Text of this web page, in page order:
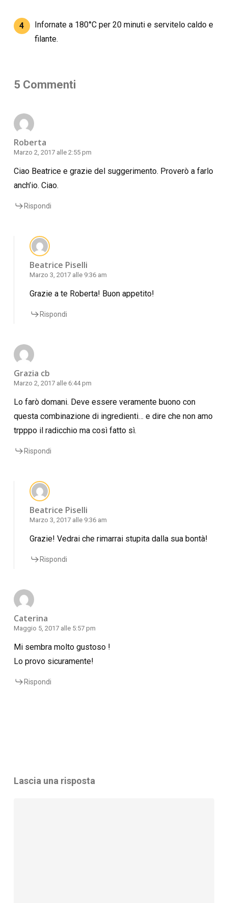
4
Infornate a 180°C per 20 minuti e servitelo caldo e
filante.
5 Commenti
Roberta
Marzo 2, 2017 alle 2:55 pm
Ciao Beatrice e grazie del suggerimento. Proverò a farlo
anch’io. Ciao.
Rispondi
Beatrice Piselli
Marzo 3, 2017 alle 9:36 am
Grazie a te Roberta! Buon appetito!
Rispondi
Grazia cb
Marzo 2, 2017 alle 6:44 pm
Lo farò domani. Deve essere veramente buono con
questa combinazione di ingredienti… e dire che non amo
trpppo il radicchio ma così fatto sì.
Rispondi
Beatrice Piselli
Marzo 3, 2017 alle 9:36 am
Grazie! Vedrai che rimarrai stupita dalla sua bontà!
Rispondi
Caterina
Maggio 5, 2017 alle 5:57 pm
Mi sembra molto gustoso !
Lo provo sicuramente!
Rispondi
Lascia una risposta